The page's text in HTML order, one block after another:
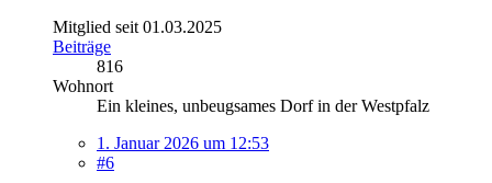
Mitglied seit 01.03.2025
Beiträge
816
Wohnort
Ein kleines, unbeugsames Dorf in der Westpfalz
1. Januar 2026 um 12:53
#6